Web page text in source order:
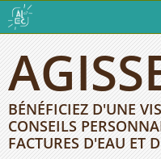
BÉNÉFICIEZ D'UNE
CONSEILS
FACTURES D'EAU ET